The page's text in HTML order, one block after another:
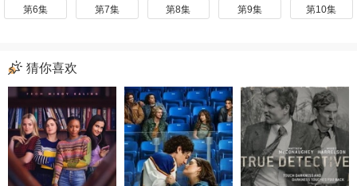
第6集 第7集 第8集 第9集 第10集
猜你喜欢